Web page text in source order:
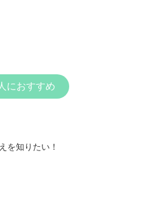
におすすめ
を知りたい！